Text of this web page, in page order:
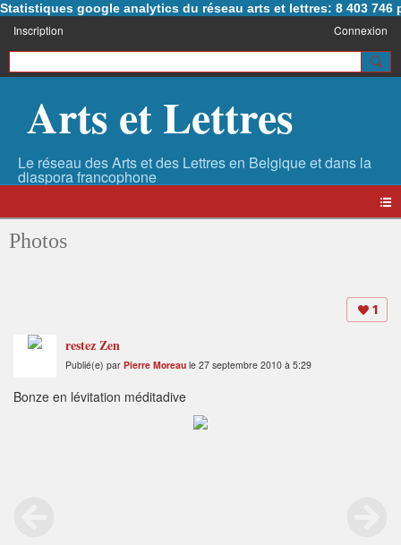
Statistiques google analytics du réseau arts et lettres: 8 403 746
Inscription Connexion
Arts et Lettres
Photos
1
restez Zen
Publié(e) par Pierre Moreau le 27 septembre 2010 à 5:29
Bonze en lévitation méditadive